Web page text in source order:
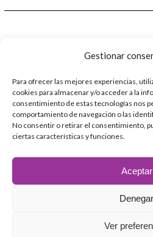
Gestionar
Para ofrecer las mejores experiencias,
cookies para almacenar y/o acceder a la
consentimiento de estas tecnologías nos
comportamiento de navegación o las
No consentir o retirar el consentimiento,
ciertas características y funciones.
Aceptar
Denegar
Ver
986 48 52 28 - Ext.2
Universidade da Coruña -
Campus Elviña s/n
15071 – A Coruña